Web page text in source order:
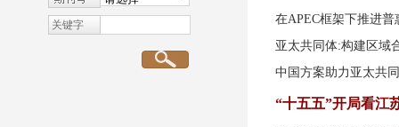
关键字
在APEC框架下推进
亚太共同体:构建区域
中国方案助力亚太共
“十五五”开局看江